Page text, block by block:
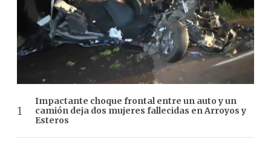
Impactante choque frontal entre un auto y un
camión deja dos mujeres fallecidas en Arroyos y
Esteros